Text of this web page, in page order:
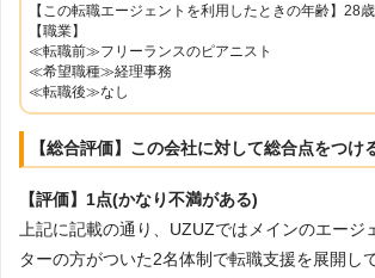
【この転職エージェントを利用したときの年齢】28歳
【職業】
≪転職前≫フリーランスのピアニスト
≪希望職種≫経理事務
≪転職後≫なし
【総合評価】この会社に対して総合点をつけ
【評価】1点(かなり不満がある)
上記に記載の通り、UZUZではメインのエージ
ターの方がついた2名体制で転職支援を展開し